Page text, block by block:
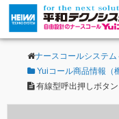
ナースコールシステ
Yuiコール商品情報（
有線型呼出押しボタ